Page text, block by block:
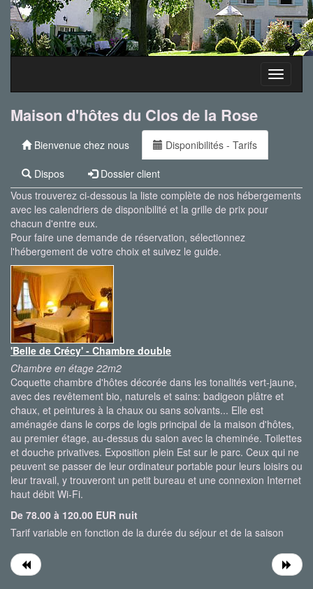
Toggle
Maison d'hôtes du Clos de la Rose
Bienvenue chez nous Disponibilités - Tarifs
Dispos
Dossier client
Vous trouverez ci-dessous la liste complète de nos hébergements
avec les calendriers de disponibilité et la grille de prix pour
chacun d'entre eux.
Pour faire une demande de réservation, sélectionnez
l'hébergement de votre choix et suivez le guide.
'Belle de Crécy' - Chambre double
Chambre en étage 22m2
Coquette chambre d'hôtes décorée dans les tonalités vert-jaune,
avec des revêtement bio, naturels et sains: badigeon plâtre et
chaux, et peintures à la chaux ou sans solvants... Elle est
aménagée dans le corps de logis principal de la maison d'hôtes,
au premier étage, au-dessus du salon avec la cheminée. Toilettes
et douche privatives. Exposition plein Est sur le parc. Ceux qui ne
peuvent se passer de leur ordinateur portable pour leurs loisirs ou
leur travail, y trouveront un petit bureau et une connexion Internet
haut débit Wi-Fi.
De 78.00 à 120.00 EUR nuit
Tarif variable en fonction de la durée du séjour et de la saison